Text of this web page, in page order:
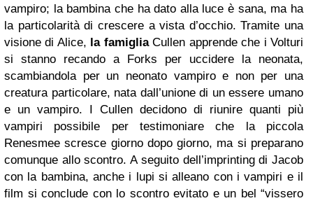
vampiro; la bambina che ha dato alla luce è sana, ma ha
la particolarità di crescere a vista d’occhio. Tramite una
visione di Alice, la famigliaCullen apprende che i Volturi
si stanno recando a Forks per uccidere la neonata,
scambiandola per un neonato vampiro e non per una
creatura particolare, nata dall’unione di un essere umano
e un vampiro. I Cullen decidono di riunire quanti più
vampiri possibile per testimoniare che la piccola
Renesmee scresce giorno dopo giorno, ma si preparano
comunque allo scontro. A seguito dell’imprinting di Jacob
con la bambina, anche i lupi si alleano con i vampiri e il
film si conclude con lo scontro evitato e un bel “vissero